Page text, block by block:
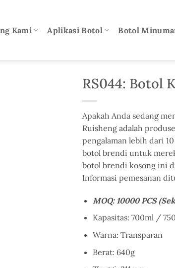
Kami Aplikasi Botol Botol
RS044: Botol
Apakah Anda sedang
Ruisheng adalah
pengalaman lebih dari
botol brendi untuk
botol brendi kosong ini
Informasi pemesanan
MOQ: 10000 PCS
Kapasitas: 700ml /
Warna: Transparan
Berat: 640g